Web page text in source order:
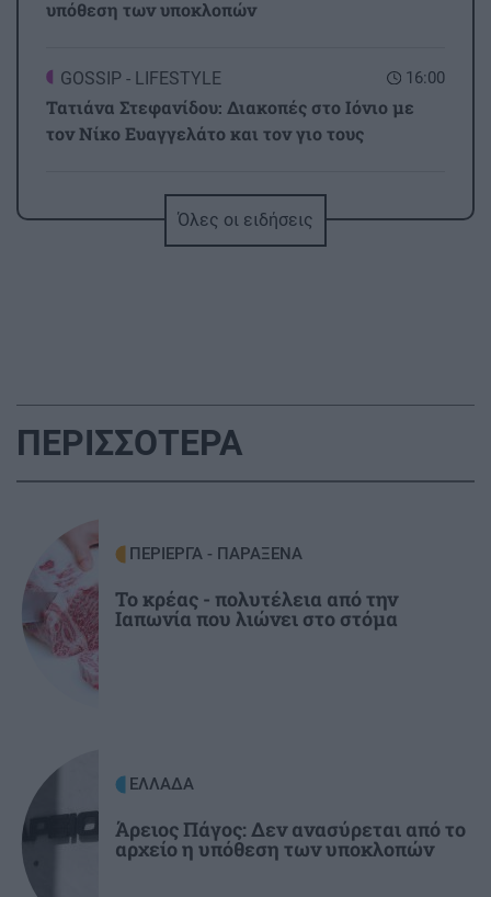
υπόθεση των υποκλοπών
16:00
GOSSIP - LIFESTYLE
Τατιάνα Στεφανίδου: Διακοπές στο Ιόνιο με
τον Νίκο Ευαγγελάτο και τον γιο τους
Όταν οι εμβοές επιμένουν: Τι αποκαλύπτει η
ΠΟΛΙΤΙΚΗ
Τσουκαλάς: «Έκθεση-κόλαφος του ΟΟΣΑ
ΚΟΣΜΟΣ
Το τείχος των 12 δισ. δολαρίων: Η Ιαπωνία
υψώνει άμυνα απέναντι στη δύναμη της
θάλασσας
αναμονή αποτελεσμάτων των συνομιλιών
Ιράν-Ομάν
Όλες οι ειδήσεις
ΠΕΡΙΣΣΟΤΕΡΑ
ΠΕΡΙΕΡΓΑ - ΠΑΡΑΞΕΝΑ
Το κρέας - πολυτέλεια από την
Ιαπωνία που λιώνει στο στόμα
ΕΛΛΑΔΑ
Άρειος Πάγος: Δεν ανασύρεται από το
αρχείο η υπόθεση των υποκλοπών